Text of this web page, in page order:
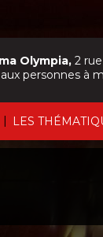
| LES
Olympia, 2
aux personnes à